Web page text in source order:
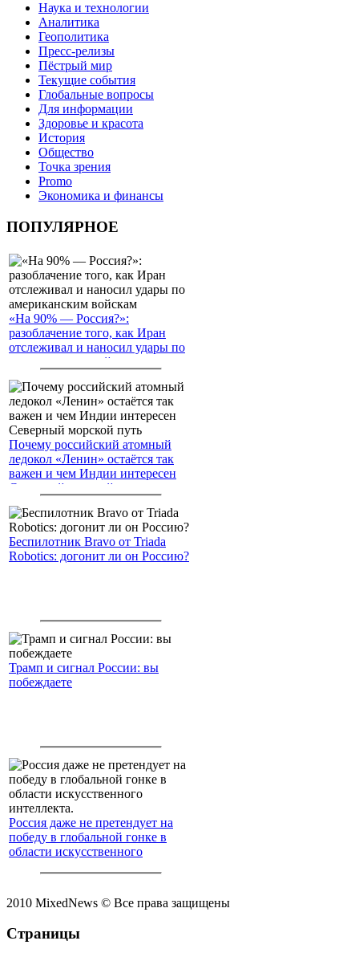
Наука и технологии
Аналитика
Геополитика
Пресс-релизы
Пёстрый мир
Текущие события
Глобальные вопросы
Для информации
Здоровье и красота
История
Общество
Точка зрения
Promo
Экономика и финансы
ПОПУЛЯРНОЕ
«На 90% — Россия?»:
разоблачение того, как Иран
отслеживал и наносил удары по
американским войскам
Почему российский атомный
ледокол «Ленин» остаётся так
важен и чем Индии интересен
Северный морской путь
Беспилотник Bravo от Triada
Robotics: догонит ли он Россию?
Трамп и сигнал России: вы
побеждаете
Россия даже не претендует на
победу в глобальной гонке в
области искусственного
2010 MixedNews © Все права защищены
Страницы